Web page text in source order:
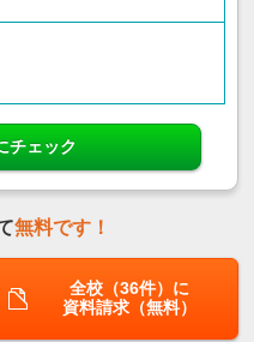
チェック
無料です！
全校（36件）に
資料請求（無料）